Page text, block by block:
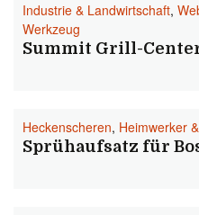
Industrie & Landwirtschaft,
Werkzeug
Summit Grill-
Heckenscheren, Heimwerker
Sprühaufsatz für